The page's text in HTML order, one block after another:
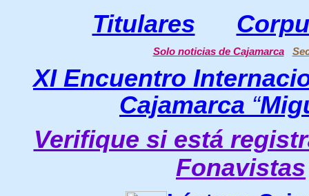
Titulares
Solo noticias de Cajamarca
XI Encuentro
Cajamarca “
Verifique si está
Fonavistas